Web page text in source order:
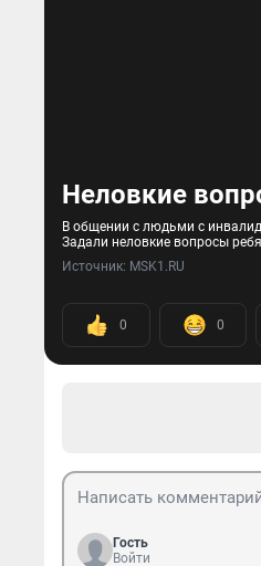
Неловкие
В общении с людьми с
Задали неловкие вопросы
Источник: MSK1.RU
0 0
Гость
Войти